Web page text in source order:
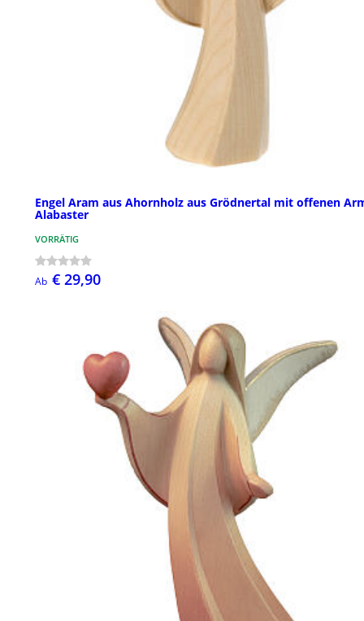
Engel Aram aus Ahornholz aus Grödnertal mit offenen
Alabaster
VORRÄTIG
Ab € 29,90